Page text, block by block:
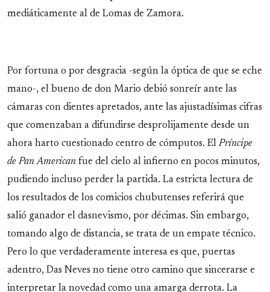
mediáticamente al de Lomas de Zamora.
Por fortuna o por desgracia -según la óptica de que se eche
mano-, el bueno de don Mario debió sonreír ante las
cámaras con dientes apretados, ante las ajustadísimas cifras
que comenzaban a difundirse desprolijamente desde un
ahora harto cuestionado centro de cómputos. El Príncipe
de Pan American fue del cielo al infierno en pocos minutos,
pudiendo incluso perder la partida. La estricta lectura de
los resultados de los comicios chubutenses referirá que
salió ganador el dasnevismo, por décimas. Sin embargo,
tomando algo de distancia, se trata de un empate técnico.
Pero lo que verdaderamente interesa es que, puertas
adentro, Das Neves no tiene otro camino que sincerarse e
interpretar la novedad como una amarga derrota. La